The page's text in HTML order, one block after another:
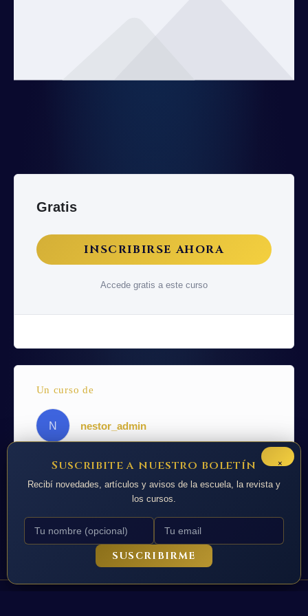
Gratis
INSCRIBIRSE AHORA
Accede gratis a este curso
Un curso de
N nestor_admin
×
Suscribite a nuestro boletín
Recibí novedades, artículos y avisos de la escuela, la revista y
los cursos.
SUSCRIBIRME